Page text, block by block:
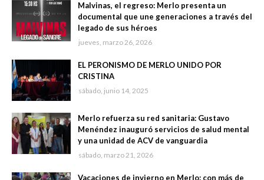
Malvinas, el regreso: Merlo presenta un
documental que une generaciones a través del
legado de sus héroes
jueves, marzo 26, 2026
EL PERONISMO DE MERLO UNIDO POR
CRISTINA
sábado, junio 14, 2025
Merlo refuerza su red sanitaria: Gustavo
Menéndez inauguró servicios de salud mental
y una unidad de ACV de vanguardia
sábado, marzo 21, 2026
Vacaciones de invierno en Merlo: con más de